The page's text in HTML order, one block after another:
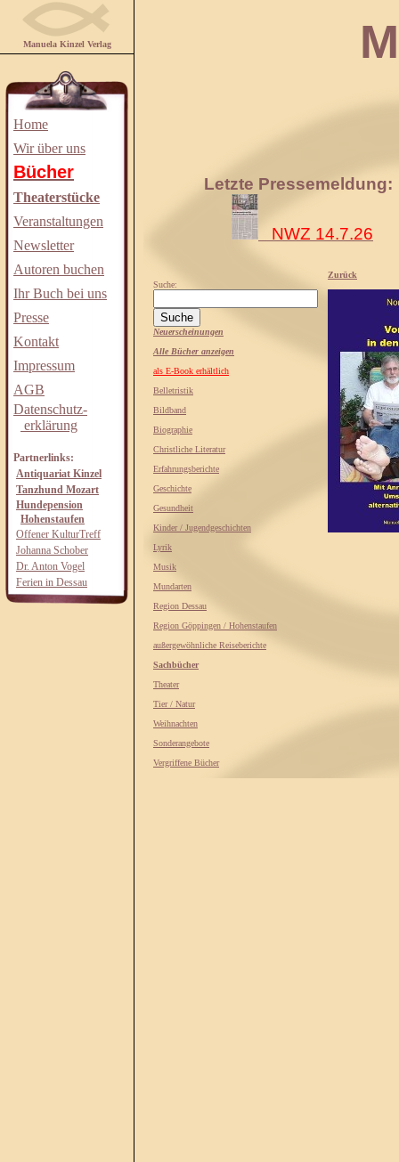
Manuela Kinzel Verlag
Home
Wir über uns
Bücher
Theaterstücke
Veranstaltungen
Newsletter
Autoren buchen
Ihr Buch bei uns
Presse
Kontakt
Impressum
AGB
Datenschutz-
erklärung
Partnerlinks:
Antiquariat Kinzel
Tanzhund Mozart
Hundepension
Hohenstaufen
Offener KulturTreff
Johanna Schober
Dr. Anton Vogel
Ferien in Dessau
Letzte Pressemeldung:
NWZ 14.7.26
Suche:
Neuerscheinungen
Alle Bücher anzeigen
als E-Book erhältlich
Belletristik
Bildband
Biographie
Christliche Literatur
Erfahrungsberichte
Geschichte
Gesundheit
Kinder / Jugendgeschichten
Lyrik
Musik
Mundarten
Region Dessau
Region Göppingen / Hohenstaufen
außergewöhnliche Reiseberichte
Sachbücher
Theater
Tier / Natur
Weihnachten
Sonderangebote
Vergriffene Bücher
Zurück